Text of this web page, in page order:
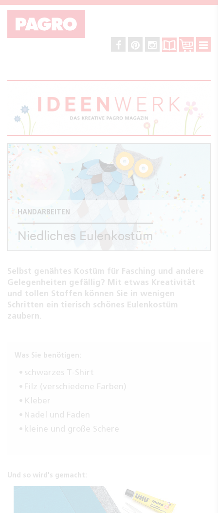
HANDARBEITEN
Niedliches Eulenkostüm
Selbst genähtes Kostüm für Fasching und andere
Gelegenheiten gefällig? Mit etwas Kreativität
und tollen Stoffen können Sie in wenigen
Schritten ein tierisch schönes Eulenkostüm
zaubern.
Was Sie benötigen:
schwarzes T-Shirt
Filz (verschiedene Farben)
Kleber
Nadel und Faden
kleine und große Schere
Und so wird's gemacht: